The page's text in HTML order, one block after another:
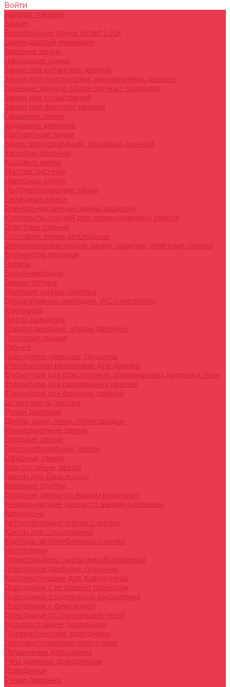
Войти
Каталог товаров
Замки
Электронные замки Smart Lock
Цилиндровый механизм
Врезные замки
Накладные замки
Замки для китайских дверей
Замки для пластиковых, алюминиевых дверей
Врезные замки в сборе (ручка + цилиндр)
Замки для рольставней
Замки для финских дверей
Гаражные замки
Задвижки дверные
Депозитные замки
Замок велосипедный, тросовый, цепной
Защелки дверные
Кодовые замки
Мастер системы
Навесные замки
Противопожарные замки
Сейфовые замки
Электро-магнитные замки, защелки
Комплекты ключей для перекодировки замков
Ответные планки
Почтовые замки, мебельные
Электромеханические замки, защелки, ответные планки
Фурнитура дверная
Ригели
Броненакладки
Глазки, оптика
Дверные цифры, номера
Декоративные накладки, WC-комплекты
Ключницы
Петли, шарниры
Пороги дверные, упоры дверные
Почтовые ящики
Разное
Доводчики дверные, пружины
Уплотнители резиновые для дверей
Фурнитура для пластиковых, алюминиевых дверей и окон
Фурнитура для раздвижных дверей
Фурнитура для финских дверей
Шпингалеты, засовы
Ручки дверные
Двери, арки, люки, перегородки
Межкомнатные двери
Входные двери
Противопожарные двери
Офисные двери
Влагостойкие двери
Двери для бань и саун
Входные группы
Входные двери по вашим размерам
Межкомнатные двери по вашим размерам
Автоключи
Автомобильные ключи с чипом
Ключи для спецтехники
Корпусы автомобильных ключей
Мотоключи
Транспондеры (чипы иммобилайзера)
Доводчики дверные, пружины
Комплектующие для доводчиков
Доводчики с ветровым тормозом
Доводчики с задержкой закрывания
Доводчики с фиксацией
Доводчики со скользящей тягой
Морозостойкие доводчики
Пневматические доводчики
Противопожарные доводчики
Пружинные доводчики
Тяги дверных доводчиков
Доводчики
Ручки дверные